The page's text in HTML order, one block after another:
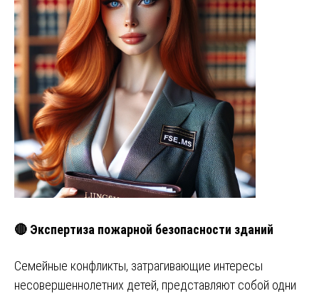
🔴 Экспертиза пожарной безопасности зданий
Семейные конфликты, затрагивающие интересы
несовершеннолетних детей, представляют собой одни